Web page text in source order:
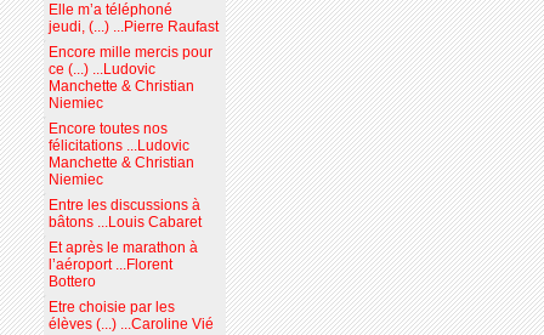
Elle m’a téléphoné
jeudi, (...) ...Pierre Raufast
Encore mille mercis pour
ce (...) ...Ludovic
Manchette & Christian
Niemiec
Encore toutes nos
félicitations ...Ludovic
Manchette & Christian
Niemiec
Entre les discussions à
bâtons ...Louis Cabaret
Et après le marathon à
l’aéroport ...Florent
Bottero
Etre choisie par les
élèves (...) ...Caroline Vié